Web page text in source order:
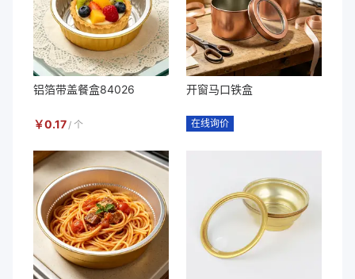
铝箔带盖餐盒84026
￥0.17 / 个
开窗马口铁盒
在线询价